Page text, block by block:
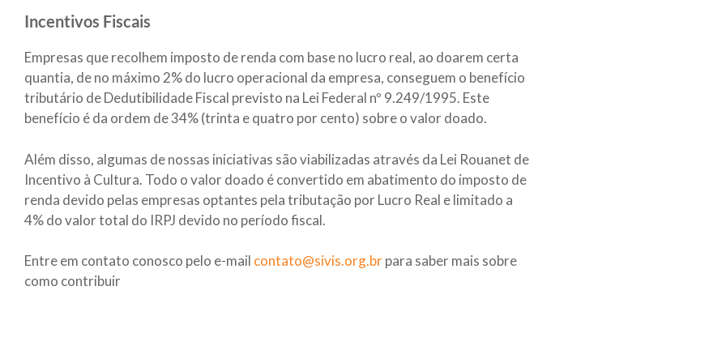
Incentivos Fiscais
Empresas que recolhem imposto de renda com base no lucro real, ao doarem certa
quantia, de no máximo 2% do lucro operacional da empresa, conseguem o benefício
tributário de Dedutibilidade Fiscal previsto na Lei Federal nº 9.249/1995. Este
benefício é da ordem de 34% (trinta e quatro por cento) sobre o valor doado.
Além disso, algumas de nossas iniciativas são viabilizadas através da Lei Rouanet de
Incentivo à Cultura. Todo o valor doado é convertido em abatimento do imposto de
renda devido pelas empresas optantes pela tributação por Lucro Real e limitado a
4% do valor total do IRPJ devido no período fiscal.
Entre em contato conosco pelo e-mail contato@sivis.org.brpara saber mais sobre
como contribuir